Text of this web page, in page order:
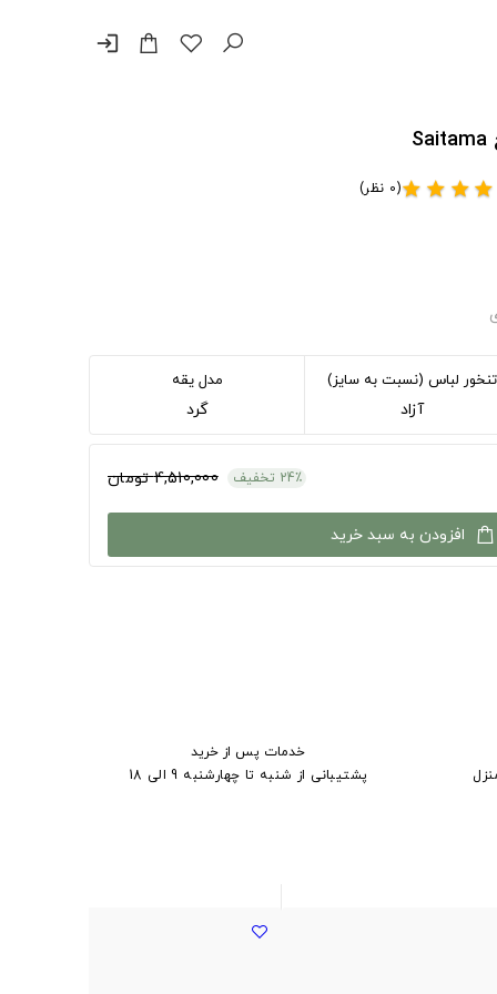
login
star
star
star
star(0 نظر)
تنخور لباس (نسبت به سایز)
آزاد
مدل یقه
گرد
24٪ تخفیف 4,510,000 تومان
افزودن به سبد خرید
خدمات پس از خرید
پشتیبانی از شنبه تا چهارشنبه 9 الی 18